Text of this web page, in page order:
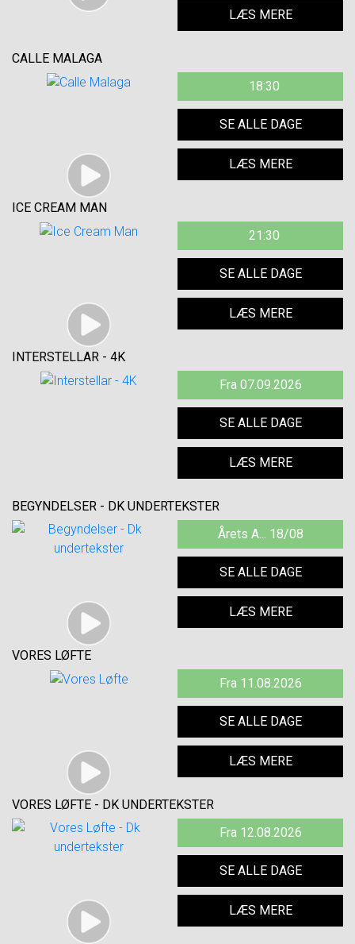
LÆS MERE
CALLE MALAGA
18:30
SE ALLE DAGE
LÆS MERE
ICE CREAM MAN
21:30
SE ALLE DAGE
LÆS MERE
INTERSTELLAR - 4K
Fra 07.09.2026
SE ALLE DAGE
LÆS MERE
BEGYNDELSER - DK UNDERTEKSTER
Årets A... 18/08
SE ALLE DAGE
LÆS MERE
VORES LØFTE
Fra 11.08.2026
SE ALLE DAGE
LÆS MERE
VORES LØFTE - DK UNDERTEKSTER
Fra 12.08.2026
SE ALLE DAGE
LÆS MERE